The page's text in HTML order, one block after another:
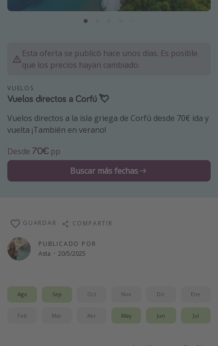
Marruecos
Tailandia
Albania
Inspiración para viajes
Camping
Glamping
Viajar sola como mujer
Vacaciones de Playa
Viajes para singles
Escapadas románticas
Más temas
Cruceros por el Mediterráneo
Esta oferta se publicó hace unos días. Es posible
que los precios hayan cambiado.
VUELOS
Vuelos directos a Corfú 💘
Vuelos directos a la isla griega de Corfú desde 70€ ida y
vuelta ¡También en verano!
Desde 70€ pp
Buscar más fechas
PUBLICADO POR
Asta · 20/5/2025
GUARDAR COMPARTIR
Ago Sep Oct Nov Dic Ene
Feb Mar Abr May Jun Jul